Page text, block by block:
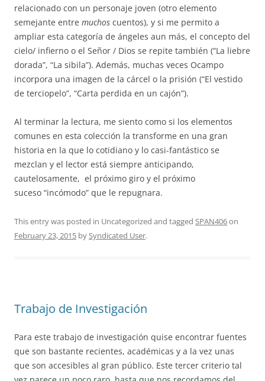
relacionado con un personaje joven (otro elemento
semejante entre muchos cuentos), y si me permito a
ampliar esta categoría de ángeles aun más, el concepto del
cielo/ infierno o el Señor / Dios se repite también (“La liebre
dorada”, “La sibila”). Además, muchas veces Ocampo
incorpora una imagen de la cárcel o la prisión (“El vestido
de terciopelo”, “Carta perdida en un cajón”).
Al terminar la lectura, me siento como si los elementos
comunes en esta colección la transforme en una gran
historia en la que lo cotidiano y lo casi-fantástico se
mezclan y el lector está siempre anticipando,
cautelosamente, el próximo giro y el próximo
suceso “incómodo” que le repugnara.
This entry was posted in Uncategorized and tagged SPAN406on
February 23, 2015 bySyndicated User.
Trabajo de Investigación
Para este trabajo de investigación quise encontrar fuentes
que son bastante recientes, académicas y a la vez unas
que son accesibles al gran público. Este tercer criterio tal